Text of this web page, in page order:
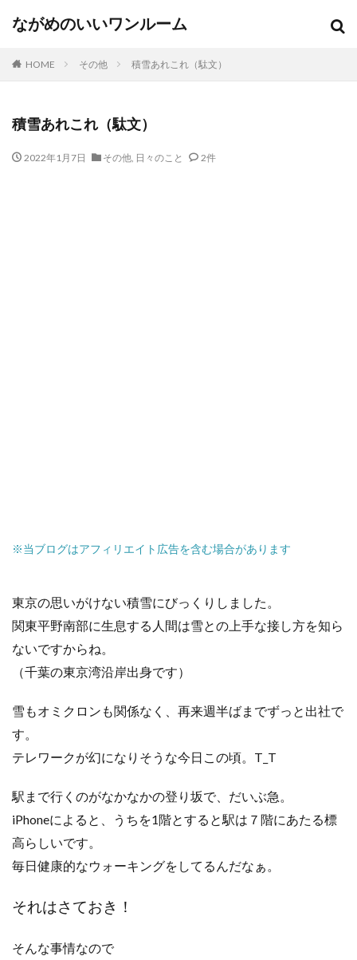
ながめのいいワンルーム
HOME その他 積雪あれこれ（駄文）
積雪あれこれ（駄文）
2022年1月7日 その他, 日々のこと 2件
※当ブログはアフィリエイト広告を含む場合があります
東京の思いがけない積雪にびっくりしました。
関東平野南部に生息する人間は雪との上手な接し方を知ら
ないですからね。
（千葉の東京湾沿岸出身です）
雪もオミクロンも関係なく、再来週半ばまでずっと出社で
す。
テレワークが幻になりそうな今日この頃。T_T
駅まで行くのがなかなかの登り坂で、だいぶ急。
iPhoneによると、うちを1階とすると駅は７階にあたる標
高らしいです。
毎日健康的なウォーキングをしてるんだなぁ。
それはさておき！
そんな事情なので